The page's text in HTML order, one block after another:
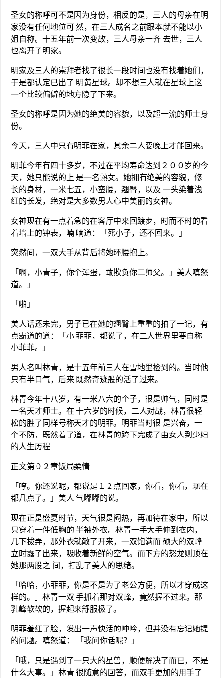
圣女的称呼可不是因为身份，相反的是，三人的母亲在明
家没有任何地位可 然，在三人成名之前跟本就不能以小
姐自称。十五年前一次变故，三人母亲一齐 去世，三人
也离开了明家。
明家及三人的崇拜者找了很长一段时间也没有找着她们，
于是都认定已出了 明黄星球。却不想三人就在星球上这
一个比较偏僻的地方隐了下来。
圣女的称呼是因为她的绝美的容貌，以及超一流的师士身
份。
今天，三人中只有明菲在家，其余二人要晚上才能回来。
明菲今年有四十多岁，不过在平均寿命达到２００岁的今
天，她只能说的上 是一名熟女。她拥有绝美的容貌，修
长的身材，一米七五，小蛮腰，翘臀，以及 一头染着浅
红的长发，绝对是大多数男人心中美丽的女神。
女神现在有一点着急的在客厅中来回踱步，时而不时的看
着墙上的钟表，喃 喃道：「死小子，还不回来。」
突然间，一双大手从背后将她环腰抱上。
「啊，小青子，你个浑蛋，敢欺负你二师父。」美人嗔怒
道。」
「啪」
美人话还未完，男子已在她的翘臀上重重的拍了一记，有
点霸道的道：「小 菲菲，都说了，在二人世界里要自称
小菲菲。」
男人名叫林青，是十五年前三人在雪地里捡到的。当时他
只有半口气，后来 既然奇迹般的活了过来。
林青今年十八岁，有一米八六的个子，很是帅气，同时是
一名天才师士。在 十六岁的时候，二人对战，林青很轻
松的胜了同样号称天才的明菲。明菲当时很 是兴奋，一
个不防，既然着了道，在林青的跨下完成了由女人到少妇
的人生历程
正文第０２章饭局柔情
「哼。你还说呢，都说是１２点回家，你看，你看，现在
都几点了。」美人 气嘟嘟的说。
现在正是盛夏时节，天气很是闷热，再加待在家中，所以
只穿着一件低胸的 半袖外衣。林青一手大手伸到衣内，
几下拔弄，那外衣就敵了开来，一双饱满而 硕大的双峰
立时露了出来，吸收着新鲜的空气。而下方的怒龙则顶在
她那两股之 间，打乱了美人的思绪。
「哈哈，小菲菲，你是不是为了老公方便，所以才穿成这
样的。」林青一双 手抓着那对双峰，竟然握不过来。那
乳峰软软的，握起来舒服极了。
明菲羞红了脸，发出一声快活的呻吟，但并没有忘记她提
的问题。嗔怒道： 「我问你话呢？」
「哦，只是遇到了一只大的星兽，顺便解决了而已，不是
什么大事。」林青 很随意的回答，而双手更加的用手了